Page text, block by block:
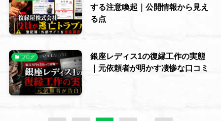
する注意喚起｜公開情報から見え
る点
ブログ
銀座レディス1の復縁工作の実態
｜元依頼者が明かす凄惨な口コミ